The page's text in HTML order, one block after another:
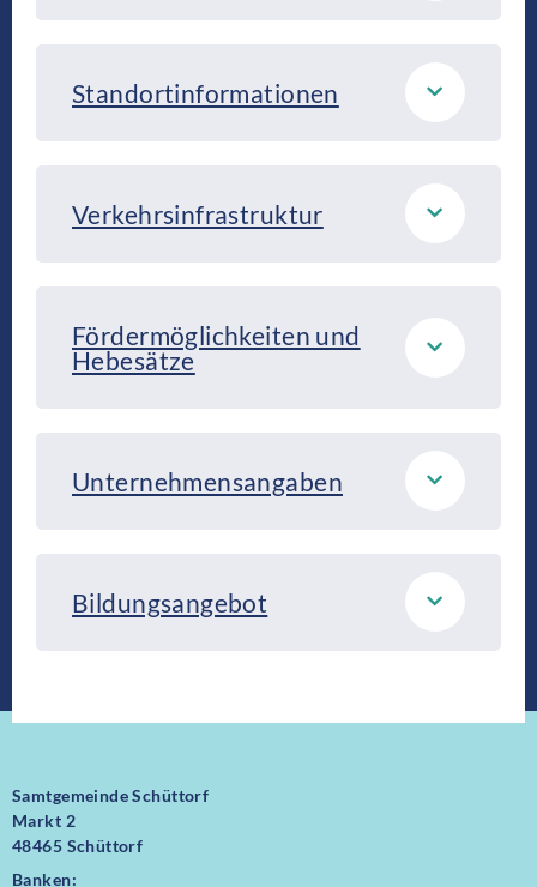
Standortinformationen
Verkehrsinfrastruktur
Fördermöglichkeiten und
Hebesätze
Unternehmensangaben
Bildungsangebot
Samtgemeinde Schüttorf
Markt 2
48465 Schüttorf
Banken: